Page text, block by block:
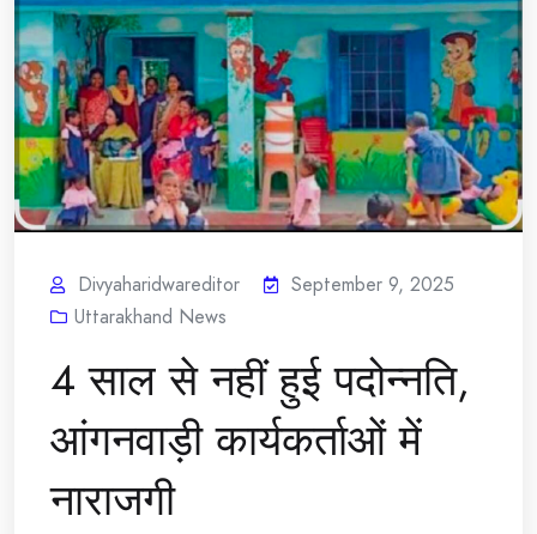
Divyaharidwareditor
September 9, 2025
Uttarakhand News
4 साल से नहीं हुई पदोन्नति,
आंगनवाड़ी कार्यकर्ताओं में
नाराजगी